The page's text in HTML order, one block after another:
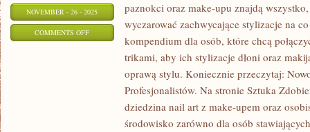
NOVEMBER - 26 - 2025
COMMENTS OFFON
paznokci oraz make-upu znajdą
wyczarować zachwycające stylizacje na
kompendium dla osób, które chcą
trikami, aby ich stylizacje dłoni oraz
oprawą stylu. Koniecznie przeczytaj:
Profesjonalistów. Na stronie Sztuka
dziedzina nail art z make-upem oraz
środowisko zarówno dla osób